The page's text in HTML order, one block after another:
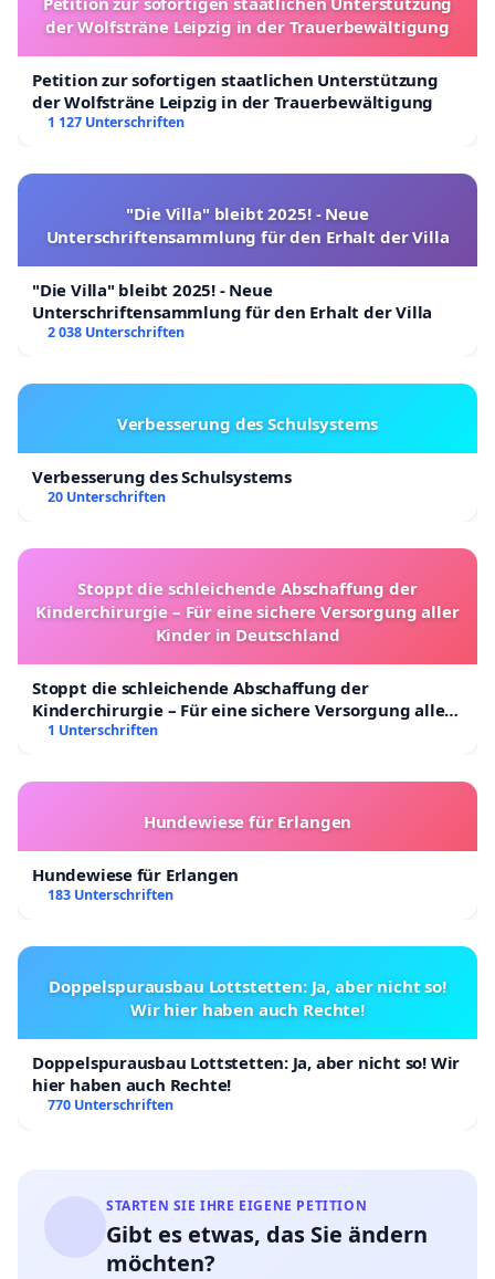
der Wolfsträne Leipzig in der Trauerbewältigung
Petition zur sofortigen staatlichen Unterstützung
der Wolfsträne Leipzig in der Trauerbewältigung
1 127 Unterschriften
"Die Villa" bleibt 2025! - Neue
Unterschriftensammlung für den Erhalt der Villa
"Die Villa" bleibt 2025! - Neue
Unterschriftensammlung für den Erhalt der Villa
2 038 Unterschriften
Verbesserung des Schulsystems
Verbesserung des Schulsystems
20 Unterschriften
Stoppt die schleichende Abschaffung der
Kinderchirurgie – Für eine sichere Versorgung aller
Kinder in Deutschland
Stoppt die schleichende Abschaffung der
Kinderchirurgie – Für eine sichere Versorgung aller
Kinder in Deutschland
1 Unterschriften
Hundewiese für Erlangen
Hundewiese für Erlangen
183 Unterschriften
Doppelspurausbau Lottstetten: Ja, aber nicht so!
Wir hier haben auch Rechte!
Doppelspurausbau Lottstetten: Ja, aber nicht so! Wir
hier haben auch Rechte!
770 Unterschriften
STARTEN SIE IHRE EIGENE PETITION
Gibt es etwas, das Sie ändern
möchten?